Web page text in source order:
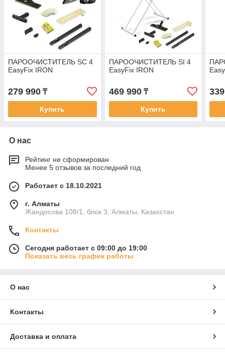
ПАРООЧИСТИТЕЛЬ SC 4
EasyFix IRON
279 990 ₸
Купить
ПАРООЧИСТИТЕЛЬ SI 4
EasyFix IRON
469 990₸
Купить
О нас
Рейтинг не сформирован
Менее 5 отзывов за последний год
Работает с 18.10.2021
г. Алматы
Жандосова 108/1, блок 3, Алматы, Казахстан
Контакты
Сегодня работает с 09:00 до 19:00
Показать весь график работы
О нас
Контакты
Доставка и оплата